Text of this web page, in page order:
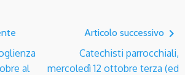
al
Articolo successivo navigate_next
Catechisti parrocchiali,
mercoledì 12 ottobre terza (ed